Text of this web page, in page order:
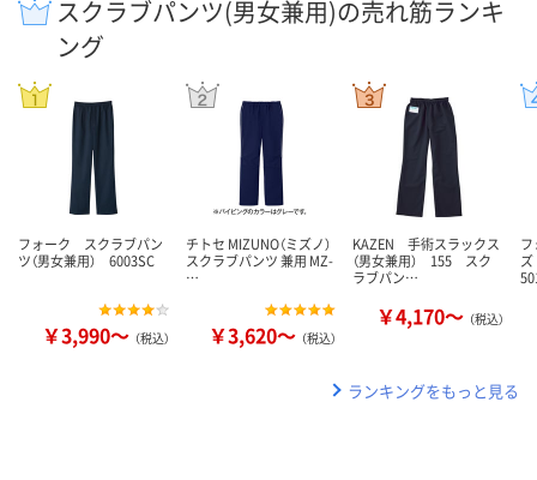
スクラブパンツ(男女兼用)の売れ筋ランキ
ング
フォーク スクラブパン
ツ（男女兼用） 6003SC
￥3,990～ （税込）
チトセ MIZUNO（ミズノ）
スクラブパンツ 兼用 MZ-
…
￥3,620～ （税込）
KAZEN 手術スラックス
（男女兼用） 155 スク
ラブパン…
￥4,170～ （税込）
ランキングをもっと見る